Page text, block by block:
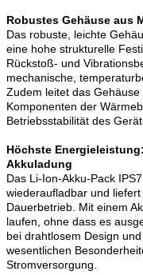
Robustes Gehäuse aus
Das robuste, leichte
eine hohe strukturelle
Rückstoß- und
mechanische,
Zudem leitet das
Komponenten der
Betriebsstabilität des
Höchste
Akkuladung
Das Li-Ion-Akku-Pack
wiederaufladbar und
Dauerbetrieb. Mit einem
laufen, ohne dass es
bei drahtlosem Design
wesentlichen
Stromversorgung.